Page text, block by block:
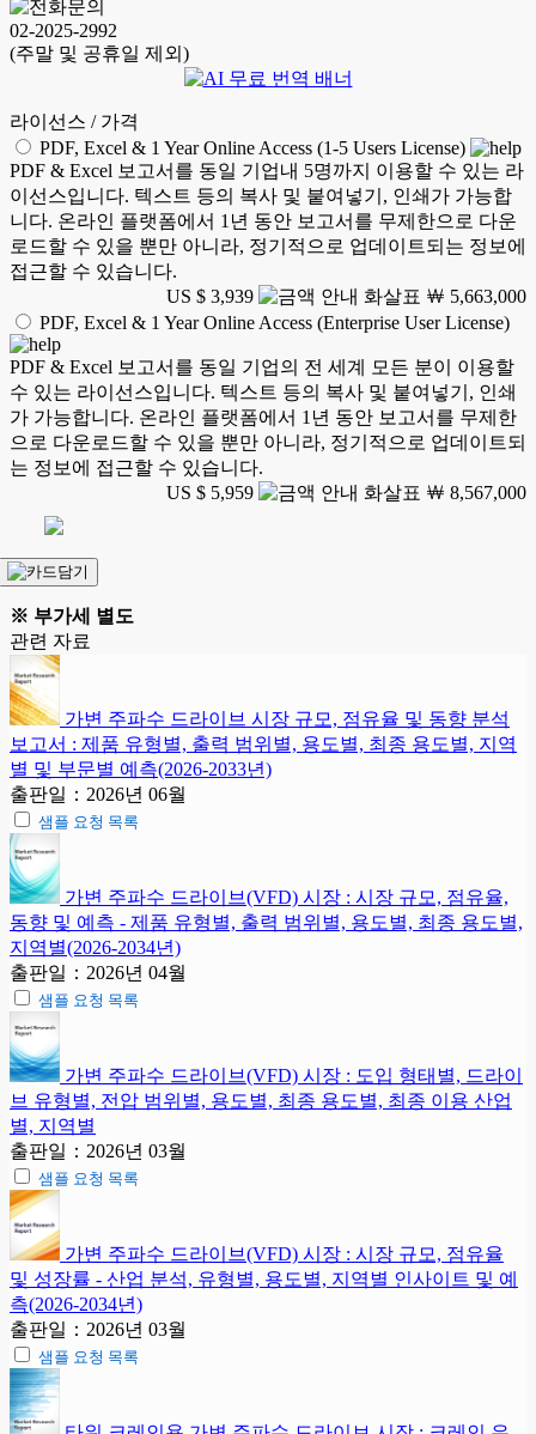
02-2025-2992
(주말 및 공휴일 제외)
라이선스 / 가격
PDF, Excel & 1 Year Online Access (1-5 Users License)
PDF & Excel 보고서를 동일 기업내 5명까지 이용할 수 있는 라
이선스입니다. 텍스트 등의 복사 및 붙여넣기, 인쇄가 가능합
니다. 온라인 플랫폼에서 1년 동안 보고서를 무제한으로 다운
로드할 수 있을 뿐만 아니라, 정기적으로 업데이트되는 정보에
접근할 수 있습니다.
US $ 3,939
￦ 5,663,000
PDF, Excel & 1 Year Online Access (Enterprise User License)
PDF & Excel 보고서를 동일 기업의 전 세계 모든 분이 이용할
수 있는 라이선스입니다. 텍스트 등의 복사 및 붙여넣기, 인쇄
가 가능합니다. 온라인 플랫폼에서 1년 동안 보고서를 무제한
으로 다운로드할 수 있을 뿐만 아니라, 정기적으로 업데이트되
는 정보에 접근할 수 있습니다.
US $ 5,959
￦ 8,567,000
※ 부가세 별도
관련 자료
가변 주파수 드라이브 시장 규모, 점유율 및 동향 분석
보고서 : 제품 유형별, 출력 범위별, 용도별, 최종 용도별, 지역
별 및 부문별 예측(2026-2033년)
출판일：2026년 06월
샘플 요청 목록
가변 주파수 드라이브(VFD) 시장 : 시장 규모, 점유율,
동향 및 예측 - 제품 유형별, 출력 범위별, 용도별, 최종 용도별,
지역별(2026-2034년)
출판일：2026년 04월
샘플 요청 목록
가변 주파수 드라이브(VFD) 시장 : 도입 형태별, 드라이
브 유형별, 전압 범위별, 용도별, 최종 용도별, 최종 이용 산업
별, 지역별
출판일：2026년 03월
샘플 요청 목록
가변 주파수 드라이브(VFD) 시장 : 시장 규모, 점유율
및 성장률 - 산업 분석, 유형별, 용도별, 지역별 인사이트 및 예
측(2026-2034년)
출판일：2026년 03월
샘플 요청 목록